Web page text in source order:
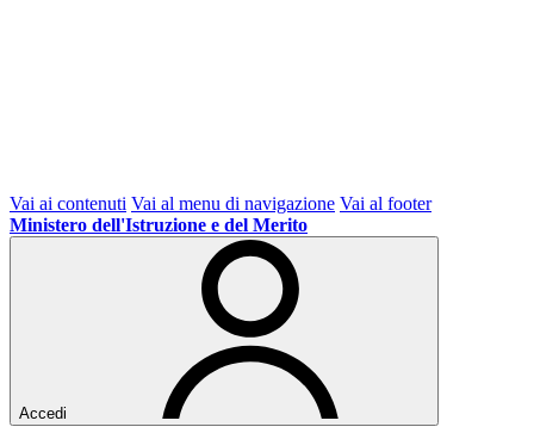
Vai ai contenuti Vai al menu di navigazione Vai al footer
Ministero dell'Istruzione e del Merito
Accedi